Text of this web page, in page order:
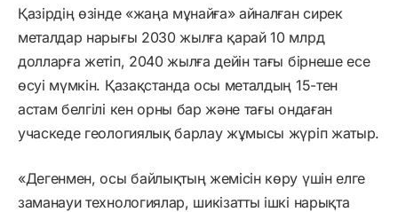
Қазірдің өзінде «жаңа мұнайға» айналған сирек
металдар нарығы 2030 жылға қарай 10 млрд
долларға жетіп, 2040 жылға дейін тағы бірнеше есе
өсуі мүмкін. Қазақстанда осы металдың 15-тен
астам белгілі кен орны бар және тағы ондаған
учаскеде геологиялық барлау жұмысы жүріп жатыр.
«Дегенмен, осы байлықтың жемісін көру үшін елге
заманауи технологиялар, шикізатты ішкі нарықта